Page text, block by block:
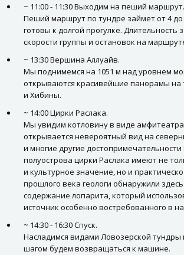
~ 11:00 - 11:30 Выходим на пеший маршрут.
Пеший маршрут по тундре займет от 4 до
готовы к долгой прогулке. Длительность
скорости группы и остановок на
~ 13:30 Вершина Аллуайв.
Мы поднимемся на 1051 м над уровнем
открываются красивейшие панорамы на
и Хибины.
~ 14:00 Цирки Раслака.
Мы увидим котловину в виде
открывается невероятный вид на
и многие другие достопримечательности
полуострова цирки Раслака имеют не
и культурное значение, но и
прошлого века геологи обнаружили
содержание лопарита, который
источник особенно востребованного в
~ 14:30 - 16:30 Спуск.
Насладимся видами Ловозерской
шагом будем возвращаться к машине.